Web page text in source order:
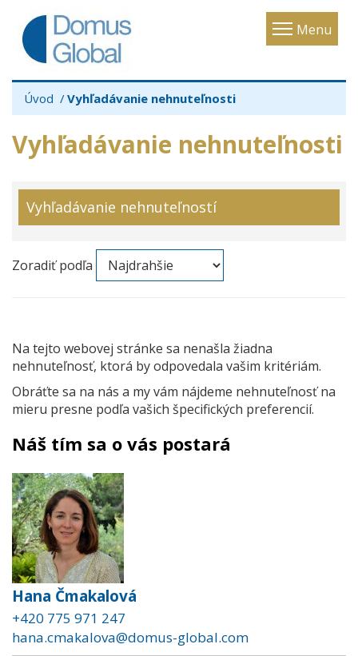
Menu
Toggle
Úvod Vyhľadávanie nehnuteľnosti
Vyhľadávanie nehnuteľnosti
Vyhľadávanie nehnuteľností
Zoradiť podľa
Na tejto webovej stránke sa nenašla žiadna
nehnuteľnosť, ktorá by odpovedala vašim kritériám.
Obráťte sa na nás a my vám nájdeme nehnuteľnosť na
mieru presne podľa vašich špecifických preferencií.
Náš tím sa o vás postará
Hana Čmakalová
+420 775 971 247
hana.cmakalova@domus-global.com